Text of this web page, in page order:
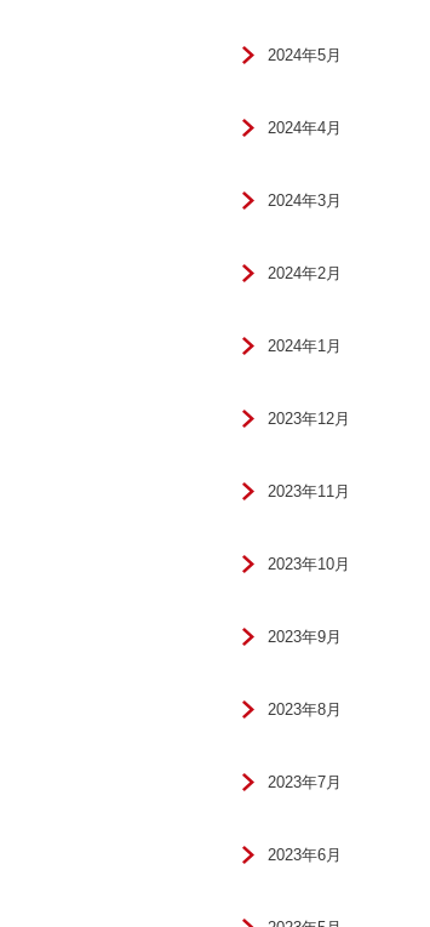
2024年5月
2024年4月
2024年3月
2024年2月
2024年1月
2023年12月
2023年11月
2023年10月
2023年9月
2023年8月
2023年7月
2023年6月